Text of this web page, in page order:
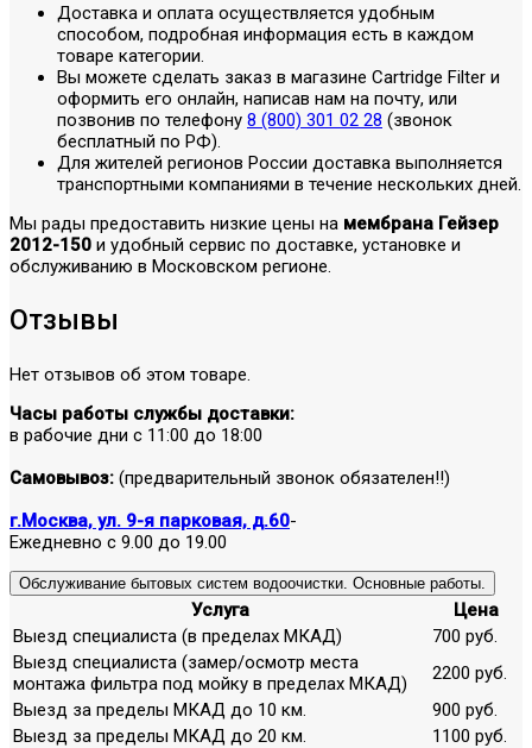
Доставка и оплата осуществляется удобным
способом, подробная информация есть в каждом
товаре категории.
Вы можете сделать заказ в магазине Cartridge Filter и
оформить его онлайн, написав нам на почту, или
позвонив по телефону 8 (800) 301 02 28 (звонок
бесплатный по РФ).
Для жителей регионов России доставка выполняется
транспортными компаниями в течение нескольких дней.
Мы рады предоставить низкие цены на мембрана Гейзер
2012-150 и удобный сервис по доставке, установке и
обслуживанию в Московском регионе.
Отзывы
Нет отзывов об этом товаре.
Часы работы службы доставки:
в рабочие дни с 11:00 до 18:00
Самовывоз: (предварительный звонок обязателен!!)
г.Москва, ул. 9-я парковая, д.60-
Ежедневно с 9.00 до 19.00
Обслуживание бытовых систем водоочистки. Основные работы.
Услуга
Цена
Выезд специалиста (в пределах МКАД)
700 руб.
Выезд специалиста (замер/осмотр места
монтажа фильтра под мойку в пределах МКАД)
2200 руб.
Выезд за пределы МКАД до 10 км.
900 руб.
Выезд за пределы МКАД до 20 км.
1100 руб.